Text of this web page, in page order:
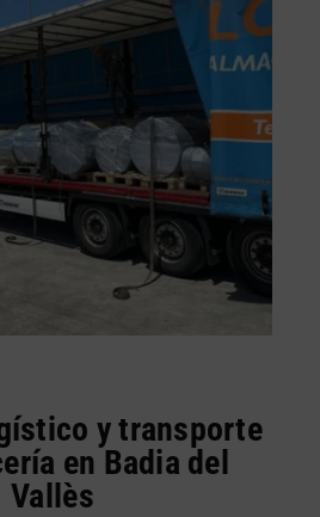
y transporte
en Badia del
Vallès